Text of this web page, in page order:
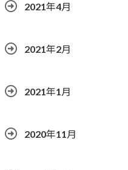
2021年4月
2021年2月
2021年1月
2020年11月